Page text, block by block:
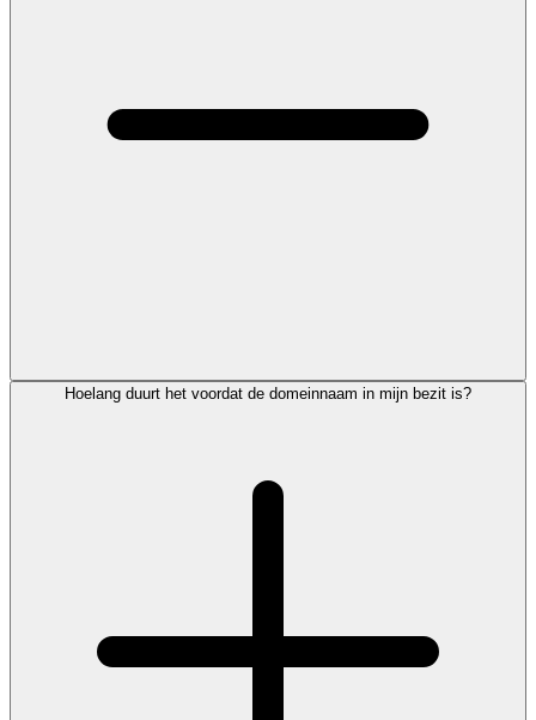
Hoelang duurt het voordat de domeinnaam in mijn bezit is?